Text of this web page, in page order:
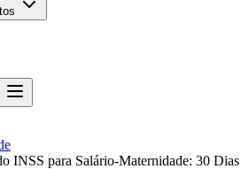
INSS para Salário-Maternidade: 30 Dias